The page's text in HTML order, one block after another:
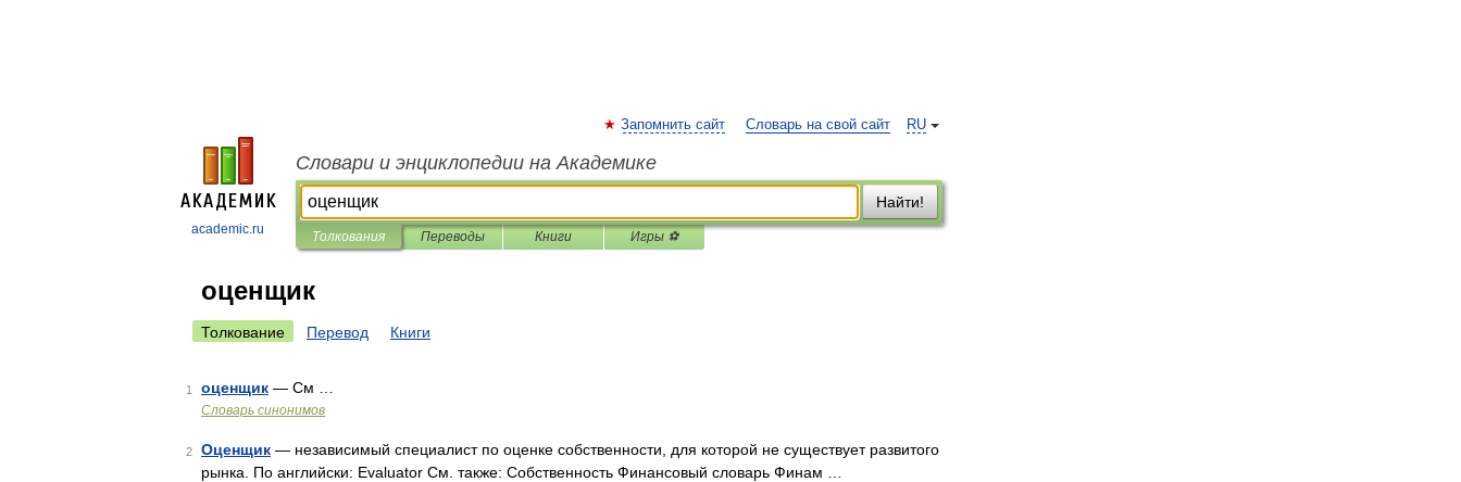
academic.ru
RU
Запомнить сайт Словарь на свой сайт
Словари и энциклопедии на Академике
Найти!
Толкования Переводы Книги Игры ⚽
оценщик
Толкование Перевод Книги
1 оценщик — См …
Словарь синонимов
2 Оценщик — независимый специалист по оценке собственности, для которой не существует развитого
рынка. По английски: Evaluator См. также: Собственность Финансовый словарь Финам …